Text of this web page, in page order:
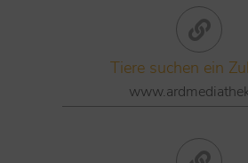
Tiere suchen ein